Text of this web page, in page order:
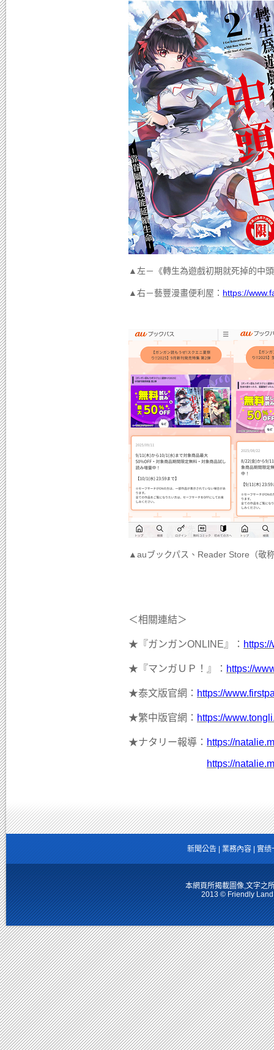
▲左－《轉生為遊戲初期就死掉的中
▲右－藝豐漫畫便利屋： https://
▲auブックパス、Reader Store（敬
＜相關連結＞
★『ガンガンONLINE』：
★『マンガＵＰ！』： https://
★泰文版官網： https://
★繁中版官網： https://
★ナタリー報導： https://
https://
新聞公告| 業務內容| 實绩
本網頁所揭載圖像,文字之
2013 © Friendly